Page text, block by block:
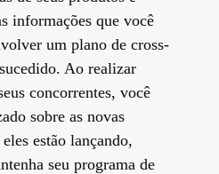
informações que você
um plano de cross-
Ao realizar
concorrentes, você
sobre as novas
estão lançando,
seu programa de